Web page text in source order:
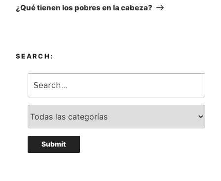
entrada
¿Qué tienen los pobres en la cabeza?
SEARCH: